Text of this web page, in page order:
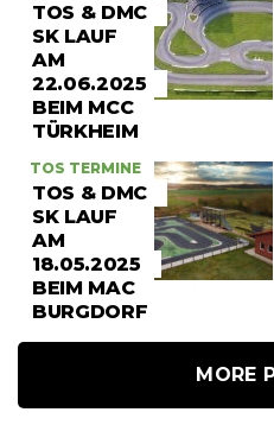
TOS & DMC
SK LAUF
AM
22.06.2025
BEIM MCC
TÜRKHEIM
TOS TERMINE
TOS & DMC
SK LAUF
AM
18.05.2025
BEIM MAC
BURGDORF
MORE